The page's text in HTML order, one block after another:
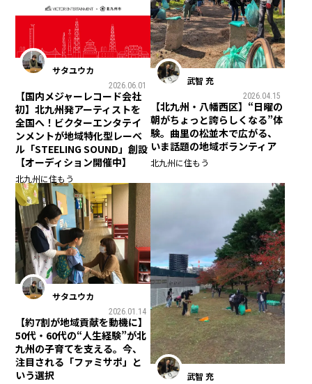
サタユウカ
2026.06.01
【国内メジャーレコード会社
初】北九州発アーティストを
全国へ！ビクターエンタテイ
ンメントが地域特化型レーベ
ル「STEELING SOUND」創設
【オーディション開催中】
北九州に住もう
武智 充
2026.04.15
【北九州・八幡西区】“日曜の
朝がちょっと誇らしくなる”体
験。曲里の松並木で広がる、
いま話題の地域ボランティア
北九州に住もう
サタユウカ
2026.01.14
【約7割が地域貢献を動機に】
50代・60代の“人生経験”が北
九州の子育てを支える。今、
注目される「ファミサポ」と
いう選択
武智 充